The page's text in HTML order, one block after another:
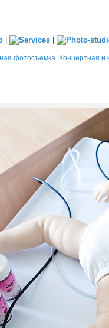
| |
фотосъемка. Концертная и